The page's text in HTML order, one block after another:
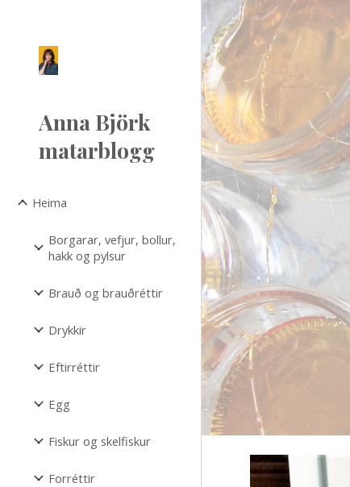
Anna Björk
matarblogg
Heima
Borgarar, vefjur, bollur,
hakk og pylsur
Brauð og brauðréttir
Drykkir
Eftirréttir
Egg
Fiskur og skelfiskur
Forréttir